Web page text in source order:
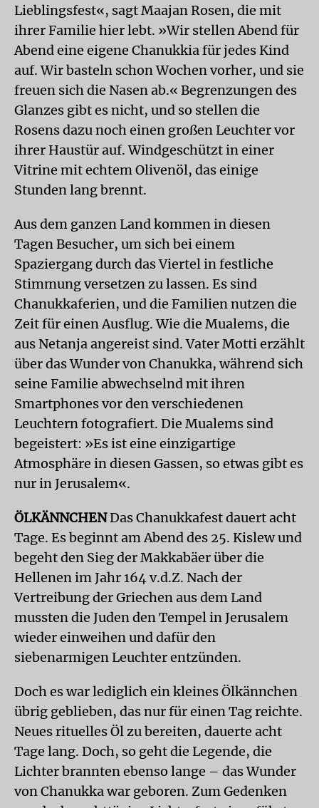
Lieblingsfest«, sagt Maajan Rosen, die mit
ihrer Familie hier lebt. »Wir stellen Abend für
Abend eine eigene Chanukkia für jedes Kind
auf. Wir basteln schon Wochen vorher, und sie
freuen sich die Nasen ab.« Begrenzungen des
Glanzes gibt es nicht, und so stellen die
Rosens dazu noch einen großen Leuchter vor
ihrer Haustür auf. Windgeschützt in einer
Vitrine mit echtem Olivenöl, das einige
Stunden lang brennt.
Aus dem ganzen Land kommen in diesen
Tagen Besucher, um sich bei einem
Spaziergang durch das Viertel in festliche
Stimmung versetzen zu lassen. Es sind
Chanukkaferien, und die Familien nutzen die
Zeit für einen Ausflug. Wie die Mualems, die
aus Netanja angereist sind. Vater Motti erzählt
über das Wunder von Chanukka, während sich
seine Familie abwechselnd mit ihren
Smartphones vor den verschiedenen
Leuchtern fotografiert. Die Mualems sind
begeistert: »Es ist eine einzigartige
Atmosphäre in diesen Gassen, so etwas gibt es
nur in Jerusalem«.
ÖLKÄNNCHENDas Chanukkafest dauert acht
Tage. Es beginnt am Abend des 25. Kislew und
begeht den Sieg der Makkabäer über die
Hellenen im Jahr 164 v.d.Z. Nach der
Vertreibung der Griechen aus dem Land
mussten die Juden den Tempel in Jerusalem
wieder einweihen und dafür den
siebenarmigen Leuchter entzünden.
Doch es war lediglich ein kleines Ölkännchen
übrig geblieben, das nur für einen Tag reichte.
Neues rituelles Öl zu bereiten, dauerte acht
Tage lang. Doch, so geht die Legende, die
Lichter brannten ebenso lange – das Wunder
von Chanukka war geboren. Zum Gedenken